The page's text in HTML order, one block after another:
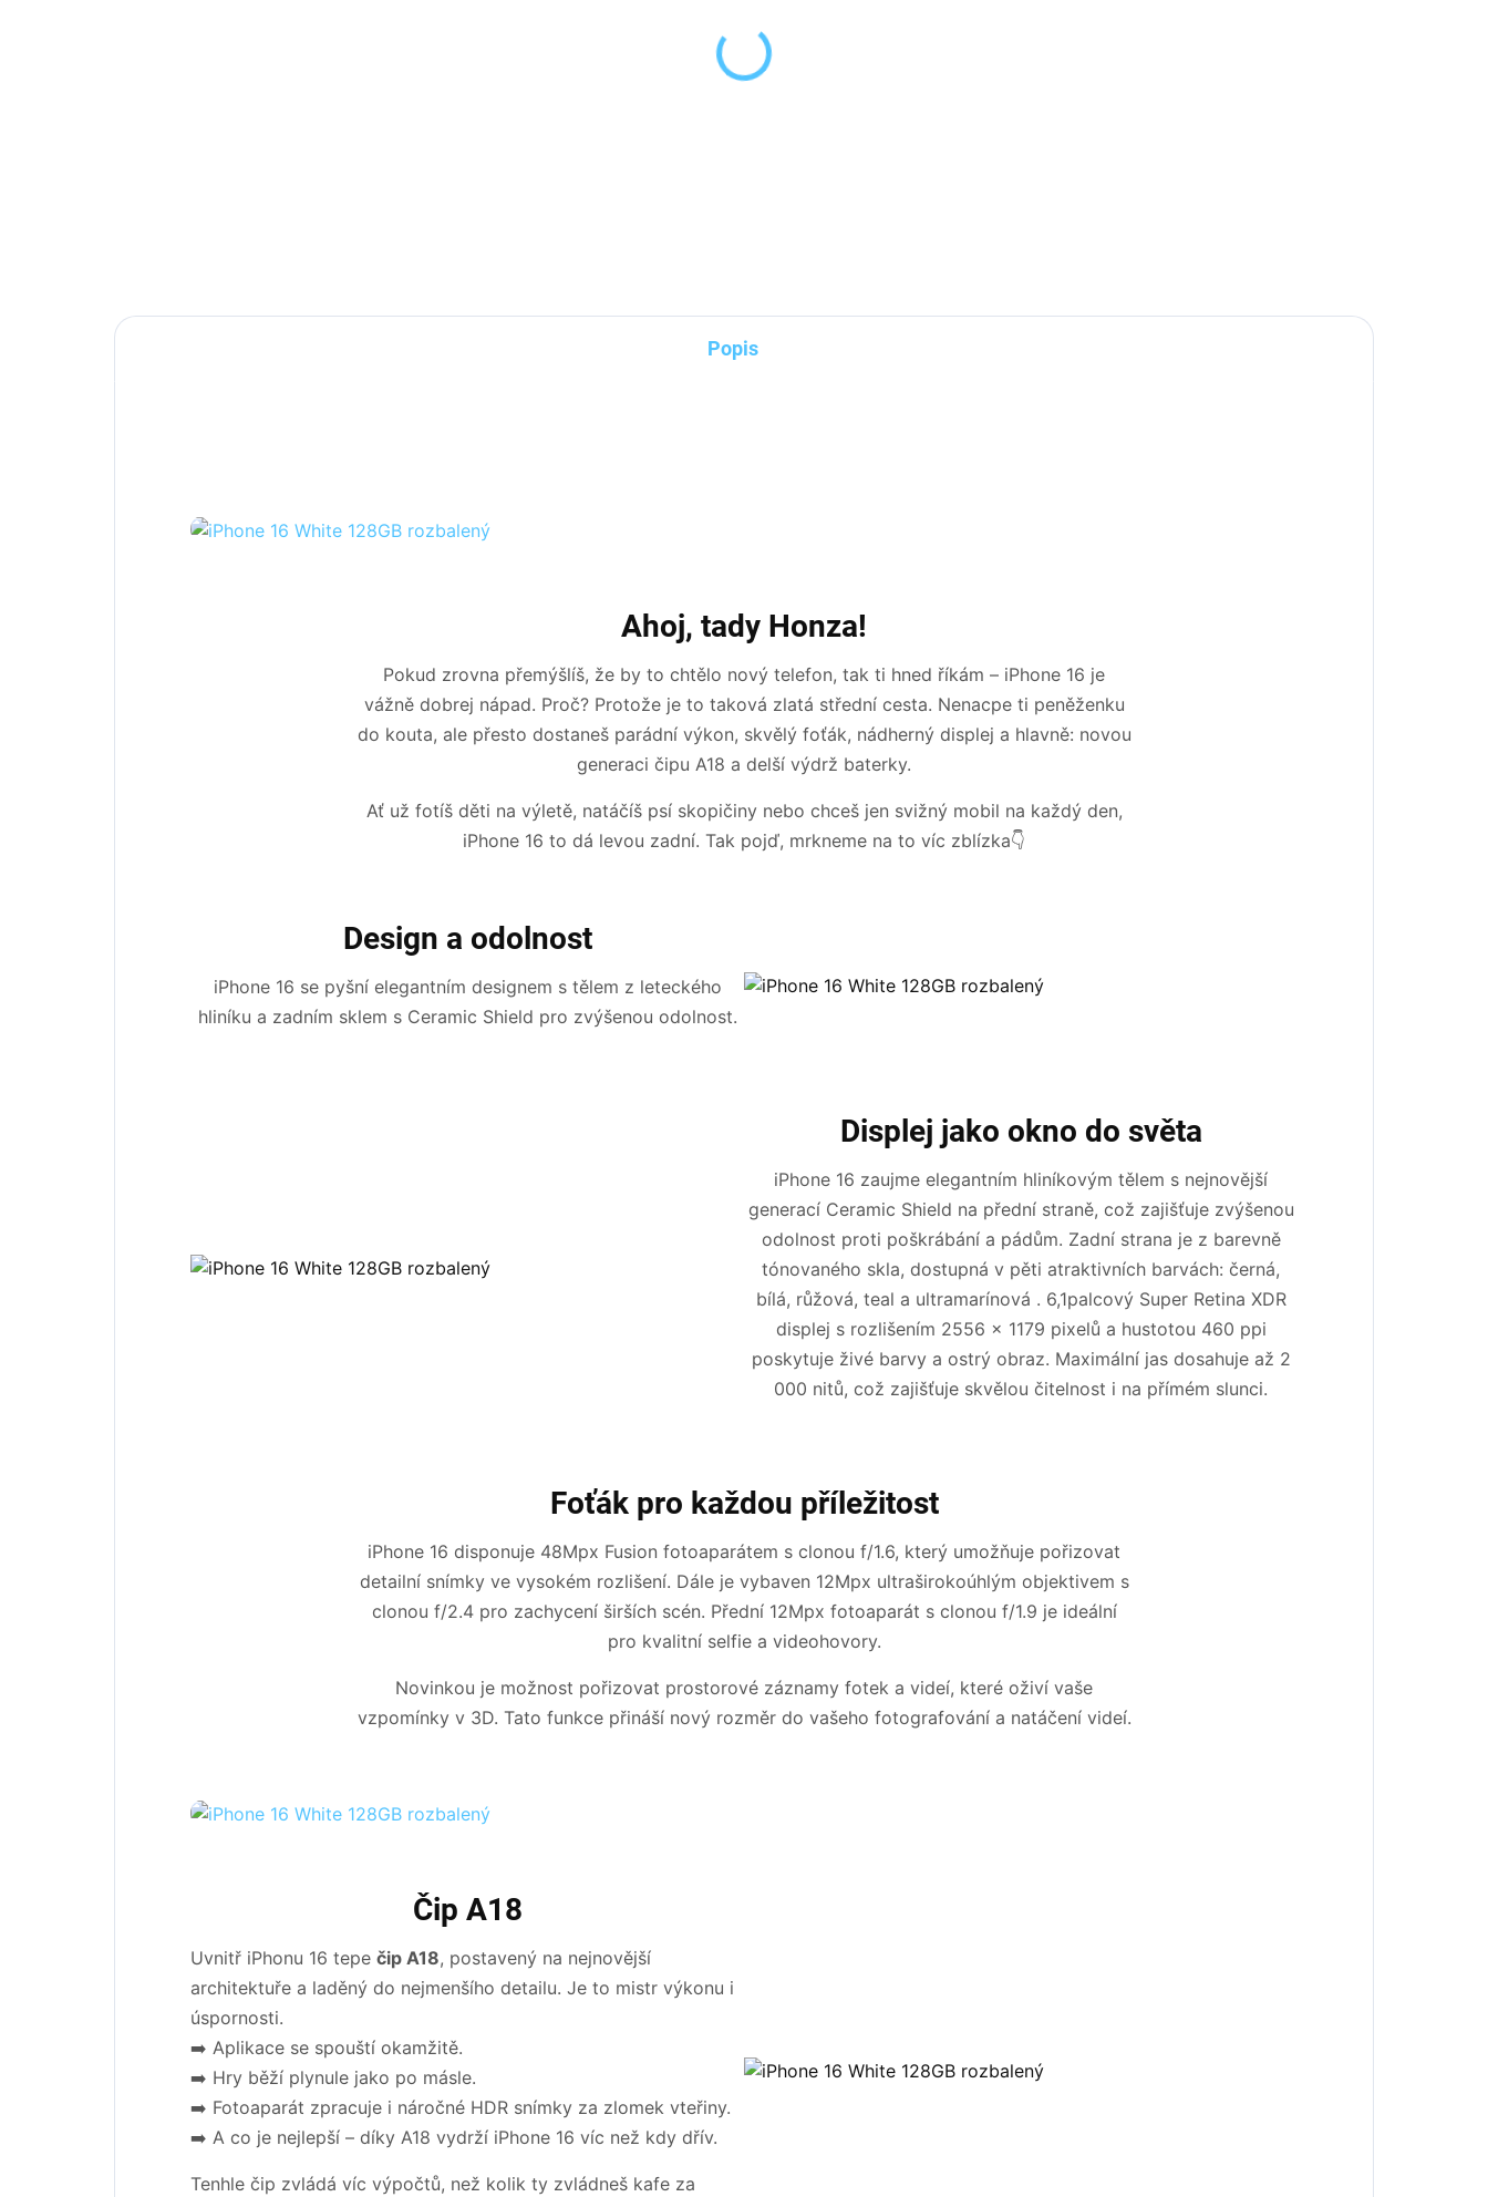
DETAILNÍ INFORMACE
Popis
Ahoj, tady Honza!
Pokud zrovna přemýšlíš, že by to chtělo nový telefon, tak ti hned říkám – iPhone 16 je
vážně dobrej nápad. Proč? Protože je to taková zlatá střední cesta. Nenacpe ti peněženku
do kouta, ale přesto dostaneš parádní výkon, skvělý foťák, nádherný displej a hlavně: novou
generaci čipu A18 a delší výdrž baterky.
Ať už fotíš děti na výletě, natáčíš psí skopičiny nebo chceš jen svižný mobil na každý den,
iPhone 16 to dá levou zadní. Tak pojď, mrkneme na to víc zblízka👇
Design a odolnost
iPhone 16 se pyšní elegantním designem s tělem z leteckého
hliníku a zadním sklem s Ceramic Shield pro zvýšenou odolnost.
Displej jako okno do světa
iPhone 16 zaujme elegantním hliníkovým tělem s nejnovější
generací Ceramic Shield na přední straně, což zajišťuje zvýšenou
odolnost proti poškrábání a pádům. Zadní strana je z barevně
tónovaného skla, dostupná v pěti atraktivních barvách: černá,
bílá, růžová, teal a ultramarínová . 6,1palcový Super Retina XDR
displej s rozlišením 2556 × 1179 pixelů a hustotou 460 ppi
poskytuje živé barvy a ostrý obraz. Maximální jas dosahuje až 2
000 nitů, což zajišťuje skvělou čitelnost i na přímém slunci.
Foťák pro každou příležitost
iPhone 16 disponuje 48Mpx Fusion fotoaparátem s clonou f/1.6, který umožňuje pořizovat
detailní snímky ve vysokém rozlišení. Dále je vybaven 12Mpx ultraširokoúhlým objektivem s
clonou f/2.4 pro zachycení širších scén. Přední 12Mpx fotoaparát s clonou f/1.9 je ideální
pro kvalitní selfie a videohovory.
Novinkou je možnost pořizovat prostorové záznamy fotek a videí, které oživí vaše
vzpomínky v 3D. Tato funkce přináší nový rozměr do vašeho fotografování a natáčení videí.
Čip A18
Uvnitř iPhonu 16 tepe čip A18, postavený na nejnovější
architektuře a laděný do nejmenšího detailu. Je to mistr výkonu i
úspornosti.
➡️ Aplikace se spouští okamžitě.
➡️ Hry běží plynule jako po másle.
➡️ Fotoaparát zpracuje i náročné HDR snímky za zlomek vteřiny.
➡️ A co je nejlepší – díky A18 vydrží iPhone 16 víc než kdy dřív.
Tenhle čip zvládá víc výpočtů, než kolik ty zvládneš kafe za